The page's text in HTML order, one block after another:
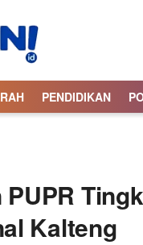
PENDIDIKAN
Kalteng